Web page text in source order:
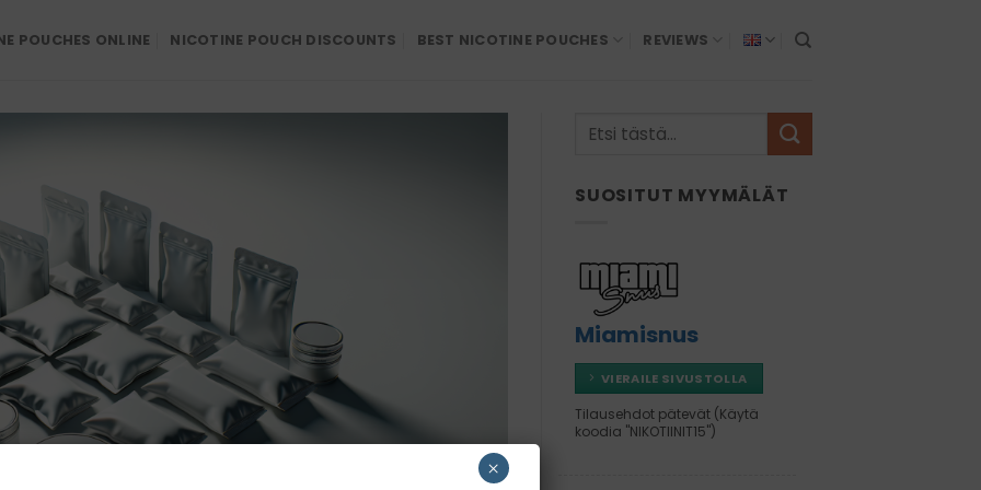
POUCHES ONLINE NICOTINE POUCH DISCOUNTS BEST NICOTINE POUCHES REVIEWS
SUOSITUT MYYMÄLÄT
Miamisnus
VIERAILE SIVUSTOLLA
Tilausehdot pätevät (Käytä
koodia "NIKOTIINIT15")
×